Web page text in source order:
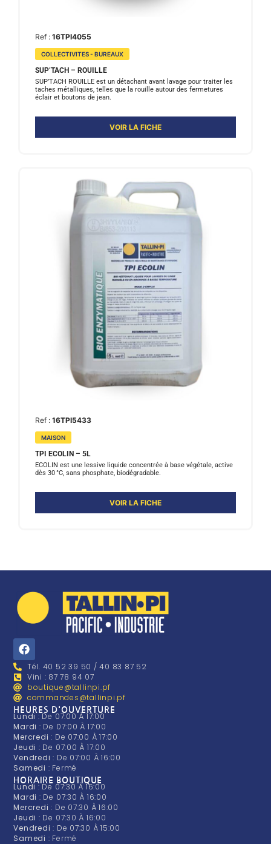
Ref : 16TPI4055
COLLECTIVITES - BUREAUX
SUP’TACH – ROUILLE
SUP’TACH ROUILLE est un détachant avant lavage pour traiter les
taches métalliques, telles que la rouille autour des fermetures
éclair et boutons de jean.
VOIR LA FICHE
Ref : 16TPI5433
MAISON
TPI ECOLIN – 5L
ECOLIN est une lessive liquide concentrée à base végétale, active
dès 30 °C, sans phosphate, biodégradable.
VOIR LA FICHE
Tél. 40 52 39 50 / 40 83 87 52
Vini : 87 78 94 07
boutique@tallinpi.pf
commandes@tallinpi.pf
HEURES D'OUVERTURE
Lundi: De 07:00 À 17:00
Mardi : De 07:00 À 17:00
Mercredi: De 07:00 À 17:00
Jeudi : De 07:00 À 17:00
Vendredi: De 07:00 À 16:00
Samedi : Fermé
HORAIRE BOUTIQUE
Lundi : De 07:30 À 16:00
Mardi : De 07:30 À 16:00
Mercredi: De 07:30 À 16:00
Jeudi : De 07:30 À 16:00
Vendredi: De 07:30 À 15:00
Samedi : Fermé